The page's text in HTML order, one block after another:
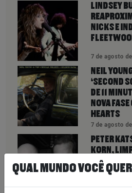
LINDSEY
NICKS E
7 de agosto
NEIL
‘SECOND
DE 11
NOVA
HEARTS
7 de agosto
PETER
KORN,
QUAL MUNDO VOCÊ